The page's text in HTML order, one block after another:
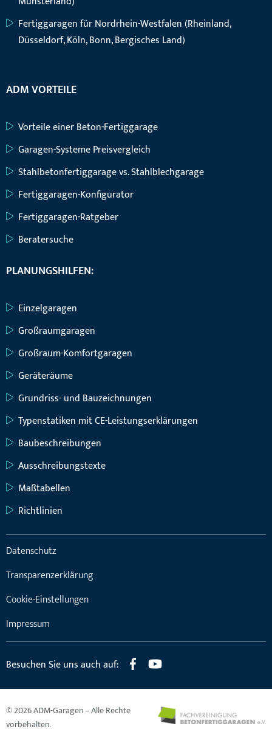
Fertiggaragen für Nordrhein-Westfalen (Rheinland,
Düsseldorf, Köln, Bonn, Bergisches Land)
ADM VORTEILE
Vorteile einer Beton-Fertiggarage
Garagen-Systeme Preisvergleich
Stahlbetonfertiggarage vs. Stahlblechgarage
Fertiggaragen-Konfigurator
Fertiggaragen-Ratgeber
Beratersuche
PLANUNGSHILFEN:
Einzelgaragen
Großraumgaragen
Großraum-Komfortgaragen
Geräteräume
Grundriss- und Bauzeichnungen
Typenstatiken mit CE-Leistungserklärungen
Baubeschreibungen
Ausschreibungstexte
Maßtabellen
Richtlinien
Datenschutz
Transparenzerklärung
Cookie-Einstellungen
Impressum
Besuchen Sie uns auch auf:
© 2026 ADM-Garagen – Alle Rechte
vorbehalten.